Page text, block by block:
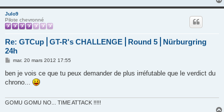
Julo9
Pilote chevronné
Re: GTCup⎪GT-R's CHALLENGE⎪Round 5⎪Nürburgring
24h
M
s
a
mar. 20 mars 2012 17:55
ben je vois ce que tu peux demander de plus irréfutable que le verdict du
chrono...
GOMU GOMU NO... TIME ATTACK !!!!!